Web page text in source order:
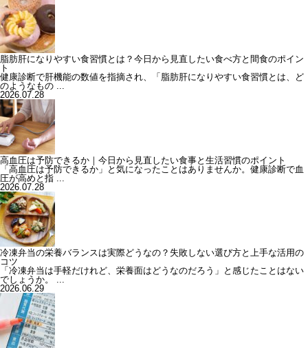
脂肪肝になりやすい食習慣とは？今日から見直したい食べ方と間食のポイン
ト
健康診断で肝機能の数値を指摘され、「脂肪肝になりやすい食習慣とは、ど
のようなもの ...
2026.07.28
高血圧は予防できるか｜今日から見直したい食事と生活習慣のポイント
「高血圧は予防できるか」と気になったことはありませんか。健康診断で血
圧が高めと指 ...
2026.07.28
冷凍弁当の栄養バランスは実際どうなの？失敗しない選び方と上手な活用の
コツ
「冷凍弁当は手軽だけれど、栄養面はどうなのだろう」と感じたことはない
でしょうか。 ...
2026.06.29